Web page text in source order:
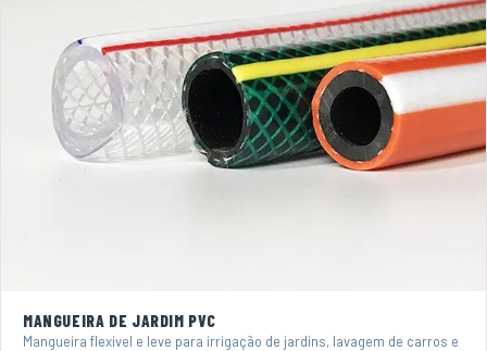
MANGUEIRA DE JARDIM PVC
Mangueira flexível e leve para irrigação de jardins, lavagem de carros e